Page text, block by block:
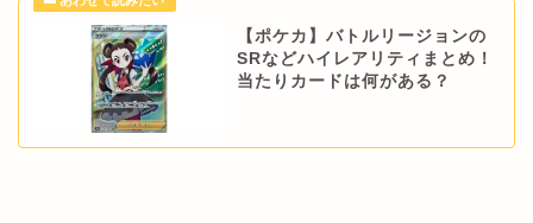
【ポケカ】バトルリージョンの
SRなどハイレアリティまとめ！
当たりカードは何がある？